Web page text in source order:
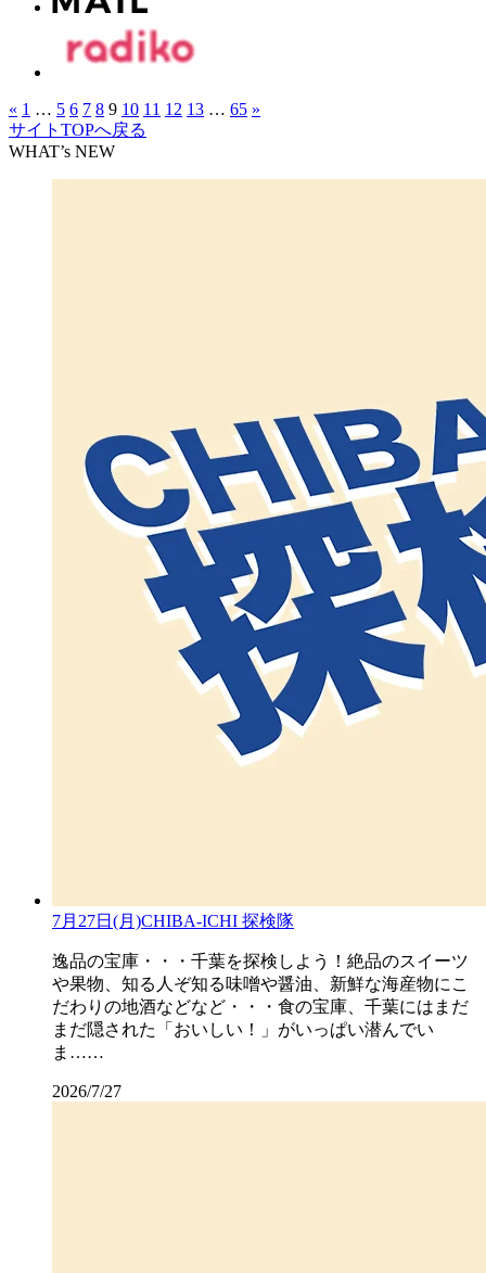
« 1 … 5 6 7 8 9 10 11 12 13 … 65 »
サイトTOPへ戻る
WHAT’s NEW
7月27日(月)CHIBA-ICHI 探検隊
逸品の宝庫・・・千葉を探検しよう！絶品のスイーツ
や果物、知る人ぞ知る味噌や醤油、新鮮な海産物にこ
だわりの地酒などなど・・・食の宝庫、千葉にはまだ
まだ隠された「おいしい！」がいっぱい潜んでい
ま……
2026/7/27